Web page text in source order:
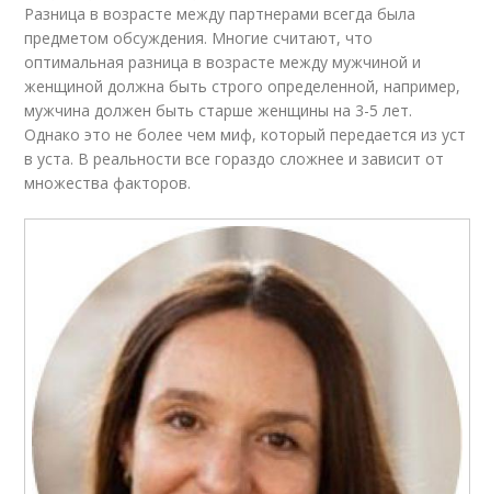
Разница в возрасте между партнерами всегда была
предметом обсуждения. Многие считают, что
оптимальная разница в возрасте между мужчиной и
женщиной должна быть строго определенной, например,
мужчина должен быть старше женщины на 3-5 лет.
Однако это не более чем миф, который передается из уст
в уста. В реальности все гораздо сложнее и зависит от
множества факторов.